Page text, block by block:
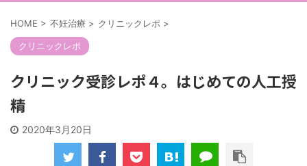
HOME > 不妊治療 > クリニックレポ >
クリニックレポ
クリニック受診レポ４。はじめての人工授
精
2020年3月20日